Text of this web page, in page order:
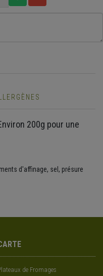
200g pour une
d'affinage, sel, présure
de Fromages